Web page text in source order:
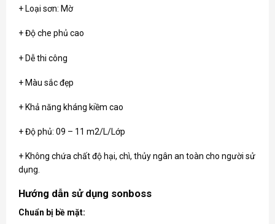
+ Loại sơn: Mờ
+ Độ che phủ cao
+ Dễ thi công
+ Màu sắc đẹp
+ Khả năng kháng kiềm cao
+ Độ phủ: 09 – 11 m2/L/Lớp
+ Không chứa chất độ hại, chì, thủy ngân an toàn cho người sử
dụng.
Hướng dẫn sử dụng sonboss
Chuẩn bị bề mặt: